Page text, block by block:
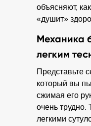
Механика
легким
объясняют,
«душит»
Представьте
который вы
сжимая его
очень трудно.
легкими